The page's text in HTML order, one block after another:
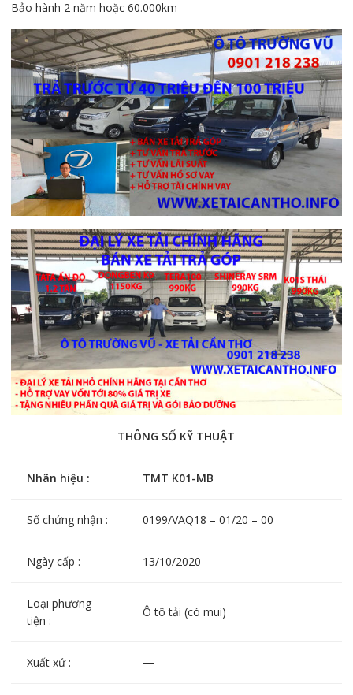
Bảo hành 2 năm hoặc 60.000km
THÔNG SỐ KỸ THUẬT
Nhãn hiệu : TMT K01-MB
Số chứng nhận : 0199/VAQ18 – 01/20 – 00
Ngày cấp : 13/10/2020
Loại phương
tiện :
Ô tô tải (có mui)
Xuất xứ : —